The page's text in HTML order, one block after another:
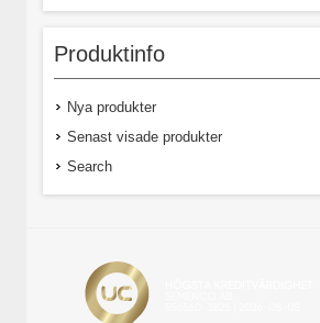
Produktinfo
Nya produkter
Senast visade produkter
Search